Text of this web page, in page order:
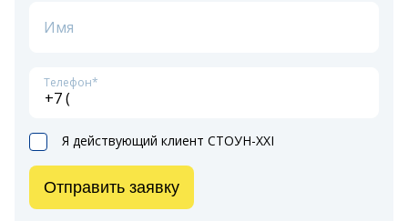
Имя
Телефон*
Я действующий клиент СТОУН-XXI
Отправить заявку